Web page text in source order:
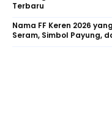
Terbaru
Nama FF Keren 2026
Seram, Simbol Payung,